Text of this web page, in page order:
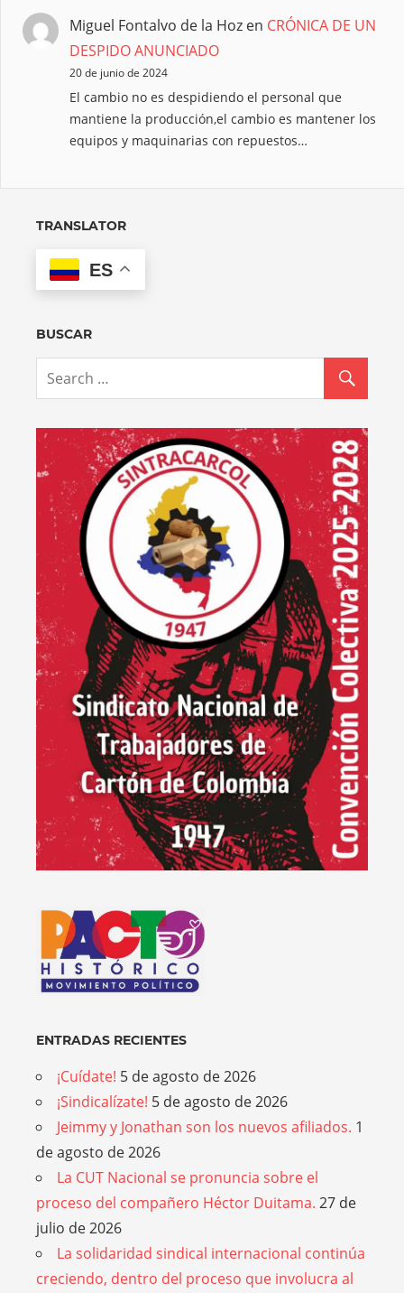
Miguel Fontalvo de la Hoz en CRÓNICA DE UN
DESPIDO ANUNCIADO
20 de junio de 2024
El cambio no es despidiendo el personal que
mantiene la producción,el cambio es mantener los
equipos y maquinarias con repuestos…
TRANSLATOR
ES
BUSCAR
ENTRADAS RECIENTES
¡Cuídate! 5 de agosto de 2026
¡Sindicalízate! 5 de agosto de 2026
Jeimmy y Jonathan son los nuevos afiliados. 1
de agosto de 2026
La CUT Nacional se pronuncia sobre el
proceso del compañero Héctor Duitama. 27 de
julio de 2026
La solidaridad sindical internacional continúa
creciendo, dentro del proceso que involucra al